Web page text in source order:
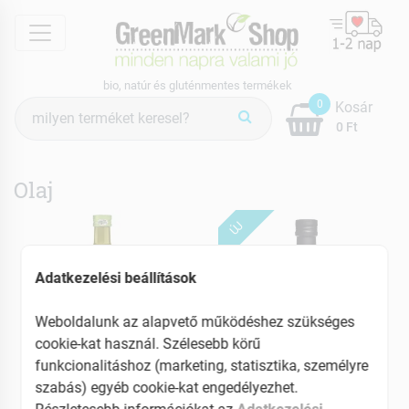
menu
bio, natúr és gluténmentes termékek
keresés
0
0 Ft
Kosár
Olaj
GOCCIA D'ORO
ÚJ
GOCCIA D'ORO
Adatkezelési beállítások
Weboldalunk az alapvető működéshez szükséges
cookie-kat használ. Szélesebb körű
funkcionalitáshoz (marketing, statisztika, személyre
szabás) egyéb cookie-kat engedélyezhet.